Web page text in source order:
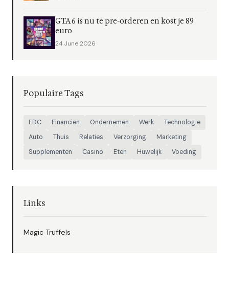
GTA 6 is nu te pre-orderen en kost je 89
euro
24 June 2026
Populaire Tags
EDC Financien Ondernemen Werk
Technologie
Auto
Thuis Relaties Verzorging
Marketing
Supplementen
Casino Eten Huwelijk Voeding
Links
Magic Truffels